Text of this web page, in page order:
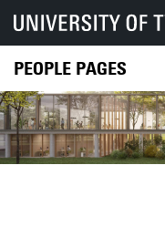
PEOPLE PAGES